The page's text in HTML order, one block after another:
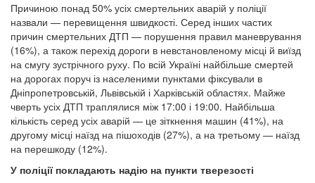
Причиною понад 50% усіх смертельних аварій у поліції
назвали — перевищення швидкості. Серед інших частих
причин смертельних ДТП — порушення правил маневрування
(16%), а також перехід дороги в невстановленому місці й виїзд
на смугу зустрічного руху. По всій Україні найбільше смертей
на дорогах поруч із населеними пунктами фіксували в
Дніпропетровській, Львівській і Харківській областях. Майже
чверть усіх ДТП траплялися між 17:00 і 19:00. Найбільша
кількість серед усіх аварій — це зіткнення машин (41%), на
другому місці наїзд на пішоходів (27%), а на третьому — наїзд
на перешкоду (12%).
У поліції покладають надію на пункти тверезості